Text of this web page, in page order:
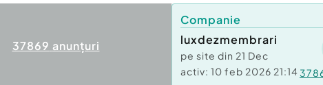
37869 anunțuri
Companie
luxdezmembrari
pe site din 21 Dec
activ: 10 feb 2026 21:14